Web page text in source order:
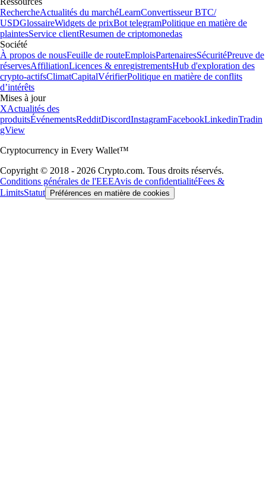
RechercheActualités du marchéLearnConvertisseur BTC/
USDGlossaireWidgets de prixBot telegramPolitique en matière de
plaintesService clientResumen de criptomonedas
Société
À propos de nousFeuille de routeEmploisPartenairesSécuritéPreuve de
réservesAffiliationLicences & enregistrementsHub d'exploration des
crypto-actifsClimatCapitalVérifierPolitique en matière de conflits
d’intérêts
Mises à jour
XActualités des
produitsÉvénementsRedditDiscordInstagramFacebookLinkedinTradin
gView
Cryptocurrency in Every Wallet™
Copyright © 2018 - 2026 Crypto.com. Tous droits réservés.
Conditions générales de l'EEEAvis de confidentialitéFees &
LimitsStatut Préférences en matière de cookies